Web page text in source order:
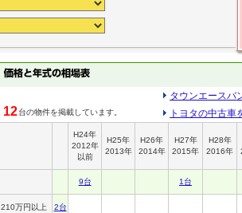
タウンエースバ
12台の物件を掲載しています。 トヨタの中古車
H24年
2012年
以前
H25年
2013年
H26年
2014年
H27年
2015年
H28年
2016年
9台 1台
210万円以上 2台